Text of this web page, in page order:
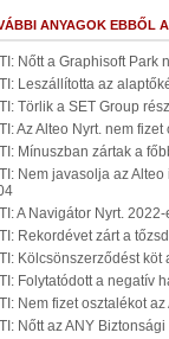
ANYAGOK EBBŐL
Nőtt a Graphisoft
Leszállította az
Törlik a SET Group
Az Alteo Nyrt. nem
Mínuszban zártak a
Nem javasolja az
A Navigátor Nyrt.
Rekordévet zárt a
Kölcsönszerződést
Folytatódott a negatív
Nem fizet osztalékot
Nőtt az ANY